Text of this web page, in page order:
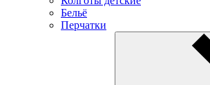
Бельё
Перчатки